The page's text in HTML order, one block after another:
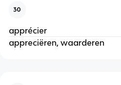
30
apprécier
appreciëren, waarderen